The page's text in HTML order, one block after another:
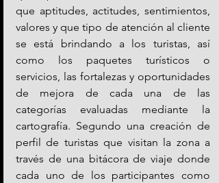
que aptitudes, actitudes, sentimientos,
valores y que tipo de atención al cliente
se está brindando a los turistas, así
como los paquetes turísticos o
servicios, las fortalezas y oportunidades
de mejora de cada una de las
categorías evaluadas mediante la
cartografía. Segundo una creación de
perfil de turistas que visitan la zona a
través de una bitácora de viaje donde
cada uno de los participantes como